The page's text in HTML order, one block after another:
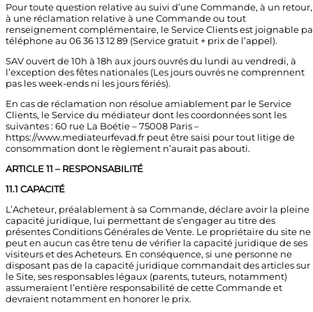
Pour toute question relative au suivi d’une Commande, à un retour,
à une réclamation relative à une Commande ou tout
renseignement complémentaire, le Service Clients est joignable
téléphone au 06 36 13 12 89 (Service gratuit + prix de l’appel).
SAV ouvert de 10h à 18h aux jours ouvrés du lundi au vendredi, à
l’exception des fêtes nationales (Les jours ouvrés ne comprennent
pas les week-ends ni les jours fériés).
En cas de réclamation non résolue amiablement par le Service
Clients, le Service du médiateur dont les coordonnées sont les
suivantes : 60 rue La Boétie – 75008 Paris –
https://www.mediateurfevad.fr peut être saisi pour tout litige de
consommation dont le règlement n’aurait pas abouti.
ARTICLE 11 – RESPONSABILITÉ
11.1 CAPACITÉ
L’Acheteur, préalablement à sa Commande, déclare avoir la pleine
capacité juridique, lui permettant de s’engager au titre des
présentes Conditions Générales de Vente. Le propriétaire du site ne
peut en aucun cas être tenu de vérifier la capacité juridique de ses
visiteurs et des Acheteurs. En conséquence, si une personne ne
disposant pas de la capacité juridique commandait des articles sur
le Site, ses responsables légaux (parents, tuteurs, notamment)
assumeraient l’entière responsabilité de cette Commande et
devraient notamment en honorer le prix.